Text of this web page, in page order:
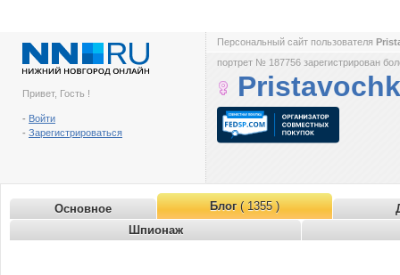
Привет, Гость !
- Войти
- Зарегистрироваться
Персональный сайт пользователя
портрет № 187756 зарегистрирован
Основное Блог( 1355 )
Шпионаж